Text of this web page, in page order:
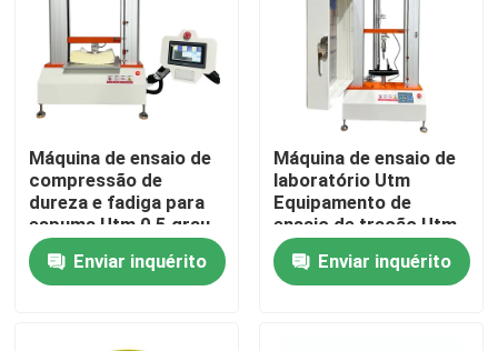
Controle de qualidade
Notícia
casos
Máquina de ensaio de
compressão de
dureza e fadiga para
espuma Utm 0,5 grau
de precisão ISO 2439
Enviar inquérito
Máquina de ensaio de
laboratório Utm
Equipamento de
ensaio de tração Utm
Precisão 0,5 Grau
Teste de tração de
borracha e plástico
Enviar inquérito